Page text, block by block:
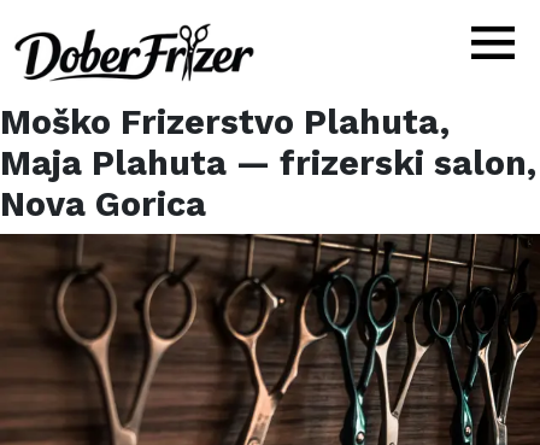
Moško Frizerstvo Plahuta,
Maja Plahuta — frizerski salon,
Nova Gorica